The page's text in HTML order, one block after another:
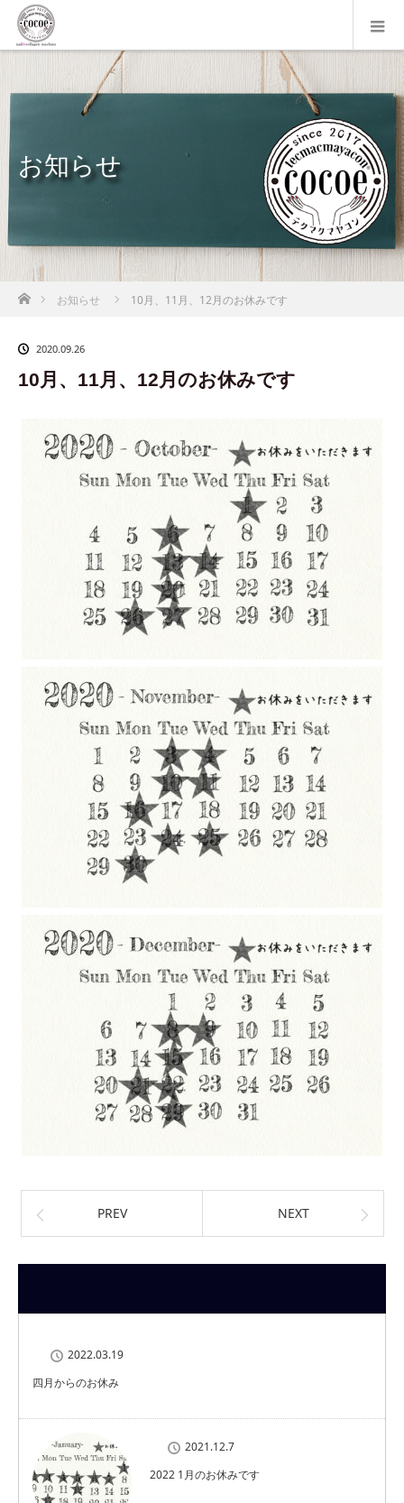
お知らせ
ホームお知らせ 10月、11月、12月のお休みです
2020.09.26
10月、11月、12月のお休みです
PREV NEXT
2022.03.19
四月からのお休み
2021.12.7
2022 1月のお休みです